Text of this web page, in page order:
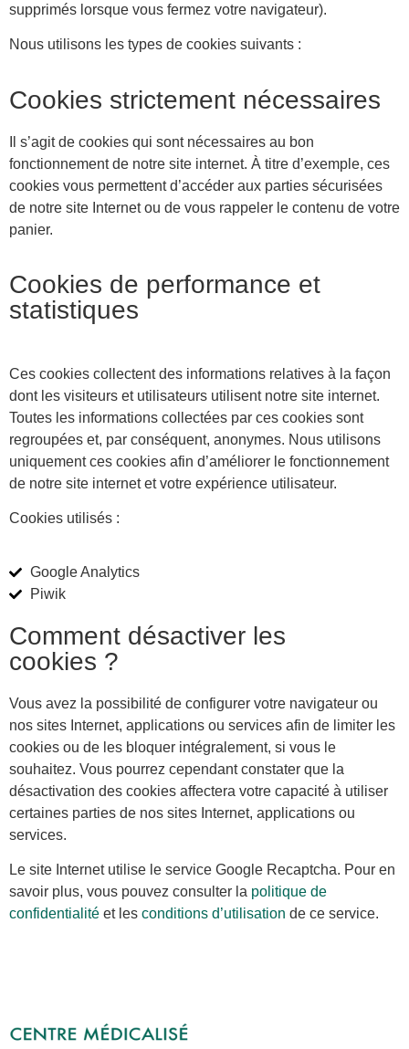
supprimés lorsque vous fermez votre navigateur).
Nous utilisons les types de cookies suivants :
Cookies strictement nécessaires
Il s’agit de cookies qui sont nécessaires au bon
fonctionnement de notre site internet. À titre d’exemple, ces
cookies vous permettent d’accéder aux parties sécurisées
de notre site Internet ou de vous rappeler le contenu de votre
panier.
Cookies de performance et
statistiques
Ces cookies collectent des informations relatives à la façon
dont les visiteurs et utilisateurs utilisent notre site internet.
Toutes les informations collectées par ces cookies sont
regroupées et, par conséquent, anonymes. Nous utilisons
uniquement ces cookies afin d’améliorer le fonctionnement
de notre site internet et votre expérience utilisateur.
Cookies utilisés :
Google Analytics
Piwik
Comment désactiver les
cookies ?
Vous avez la possibilité de configurer votre navigateur ou
nos sites Internet, applications ou services afin de limiter les
cookies ou de les bloquer intégralement, si vous le
souhaitez. Vous pourrez cependant constater que la
désactivation des cookies affectera votre capacité à utiliser
certaines parties de nos sites Internet, applications ou
services.
Le site Internet utilise le service Google Recaptcha. Pour en
savoir plus, vous pouvez consulter la politique de
confidentialité et les conditions d’utilisation de ce service.